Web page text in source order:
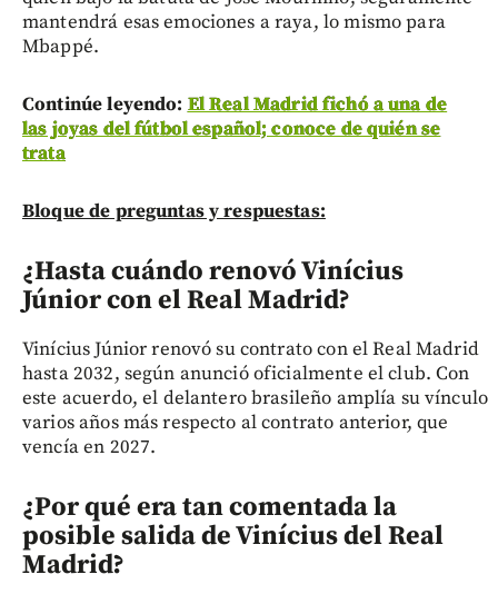
mantendrá esas emociones a raya, lo mismo para
Mbappé.
Continúe leyendo: El Real Madrid fichó a una de
las joyas del fútbol español; conoce de quién se
trata
Bloque de preguntas y respuestas:
¿Hasta cuándo renovó Vinícius
Júnior con el Real Madrid?
Vinícius Júnior renovó su contrato con el Real Madrid
hasta 2032, según anunció oficialmente el club. Con
este acuerdo, el delantero brasileño amplía su vínculo
varios años más respecto al contrato anterior, que
vencía en 2027.
¿Por qué era tan comentada la
posible salida de Vinícius del Real
Madrid?